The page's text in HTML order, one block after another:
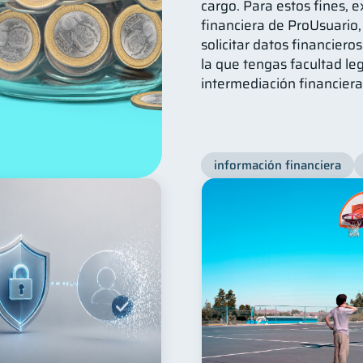
cargo. Para estos fines,
financiera de
solicitar datos
la que tengas facultad
intermediación
información financiera